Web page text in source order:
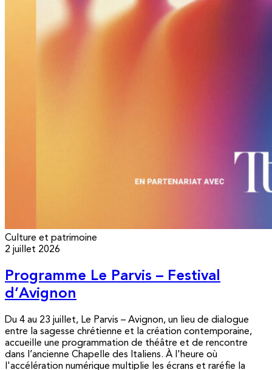
Culture et patrimoine
2 juillet 2026
Programme Le Parvis – Festival
d’Avignon
Du 4 au 23 juillet, Le Parvis – Avignon, un lieu de dialogue
entre la sagesse chrétienne et la création contemporaine,
accueille une programmation de théâtre et de rencontre
dans l’ancienne Chapelle des Italiens. À l'heure où
l'accélération numérique multiplie les écrans et raréfie la